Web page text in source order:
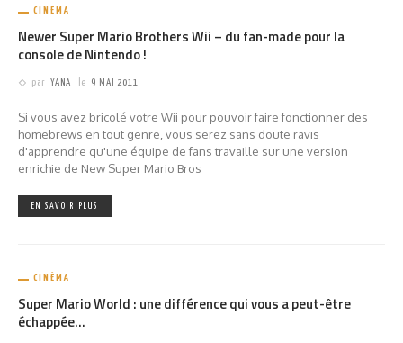
CINÉMA
Newer Super Mario Brothers Wii – du fan-made pour la
console de Nintendo !
par YANA le 9 MAI 2011
Si vous avez bricolé votre Wii pour pouvoir faire fonctionner des
homebrews en tout genre, vous serez sans doute ravis
d'apprendre qu'une équipe de fans travaille sur une version
enrichie de New Super Mario Bros
EN SAVOIR PLUS
CINÉMA
Super Mario World : une différence qui vous a peut-être
échappée…